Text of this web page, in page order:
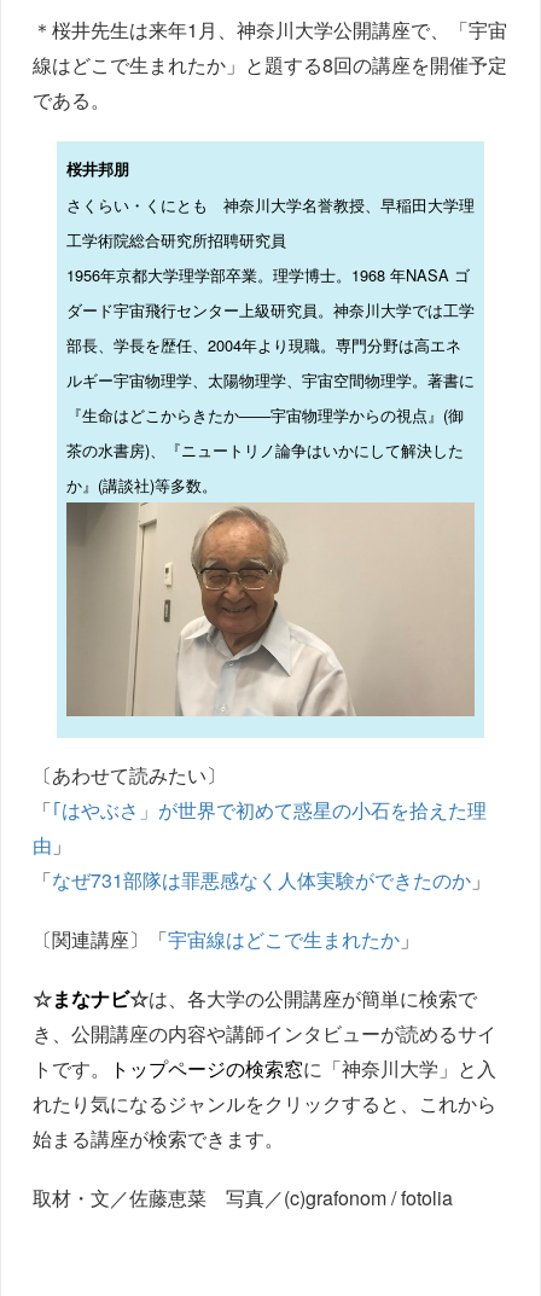
＊桜井先生は来年1月、神奈川大学公開講座で、「宇宙
線はどこで生まれたか」と題する8回の講座を開催予定
である。
桜井邦朋
さくらい・くにとも 神奈川大学名誉教授、早稲田大学理
工学術院総合研究所招聘研究員
1956年京都大学理学部卒業。理学博士。1968 年NASA ゴ
ダード宇宙飛行センター上級研究員。神奈川大学では工学
部長、学長を歴任、2004年より現職。専門分野は高エネ
ルギー宇宙物理学、太陽物理学、宇宙空間物理学。著書に
『生命はどこからきたか――宇宙物理学からの視点』(御
茶の水書房)、『ニュートリノ論争はいかにして解決した
か』(講談社)等多数。
〔あわせて読みたい〕
「｢はやぶさ」が世界で初めて惑星の小石を拾えた理
由 」
「なぜ731部隊は罪悪感なく人体実験ができたのか 」
〔関連講座〕「宇宙線はどこで生まれたか 」
☆まなナビ☆は、各大学の公開講座が簡単に検索で
き、公開講座の内容や講師インタビューが読めるサイ
トです。
トップページの検索窓に「神奈川大学」と入
れたり気になるジャンルをクリックすると、これから
始まる講座が検索できます。
取材・文／佐藤恵菜 写真／(c)grafonom / fotolia